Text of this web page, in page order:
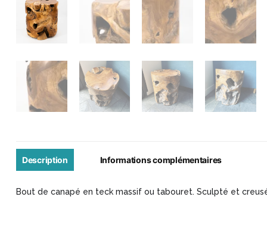
Description Informations complémentaires
Bout de canapé en teck massif ou tabouret. Sculpté et